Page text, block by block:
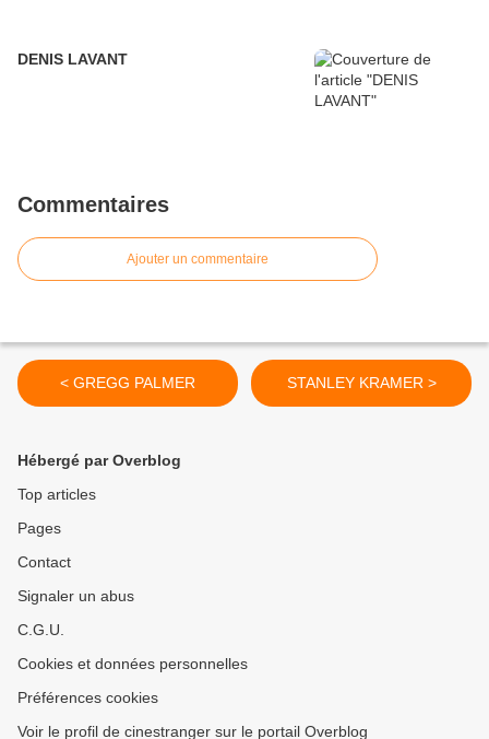
DENIS LAVANT
Commentaires
Ajouter un commentaire
< GREGG PALMER STANLEY KRAMER >
Hébergé par Overblog
Top articles
Pages
Contact
Signaler un abus
C.G.U.
Cookies et données personnelles
Préférences cookies
Voir le profil de cinestranger sur le portail Overblog